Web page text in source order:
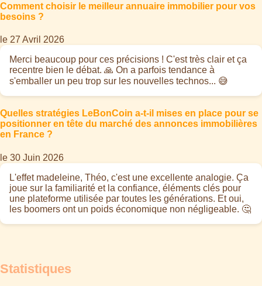
Comment choisir le meilleur annuaire immobilier pour vos
besoins ?
le 27 Avril 2026
Merci beaucoup pour ces précisions ! C'est très clair et ça
recentre bien le débat. 🙏 On a parfois tendance à
s'emballer un peu trop sur les nouvelles technos... 😅
Quelles stratégies LeBonCoin a-t-il mises en place pour se
positionner en tête du marché des annonces immobilières
en France ?
le 30 Juin 2026
L'effet madeleine, Théo, c'est une excellente analogie. Ça
joue sur la familiarité et la confiance, éléments clés pour
une plateforme utilisée par toutes les générations. Et oui,
les boomers ont un poids économique non négligeable. 🤔
Statistiques